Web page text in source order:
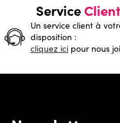
ServiceClient
Un service client à
disposition :
cliquez ici pour nous